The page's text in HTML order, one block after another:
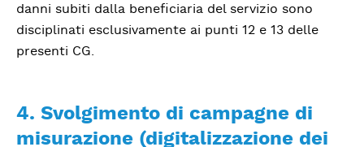
danni subiti dalla beneficiaria del servizio sono
disciplinati esclusivamente ai punti 12 e 13 delle
presenti CG.
4. Svolgimento di campagne di
misurazione (digitalizzazione dei